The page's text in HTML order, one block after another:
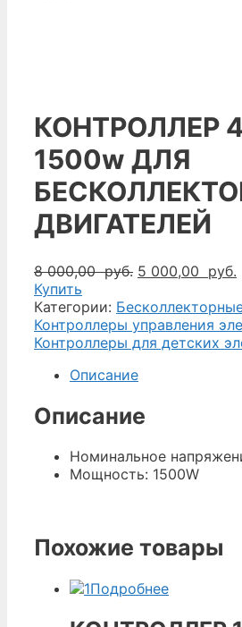
КОНТРОЛЛЕР
1500w ДЛЯ
ДВИГАТЕЛЕЙ
8 000,00руб.
составляла
8
000,00
5 000,00 руб.
Купить
Категории:
Контроллеры управления
Контроллеры для детских
Описание
Описание
Номинальное
Мощность: 1500W
Похожие товары
Подробнее